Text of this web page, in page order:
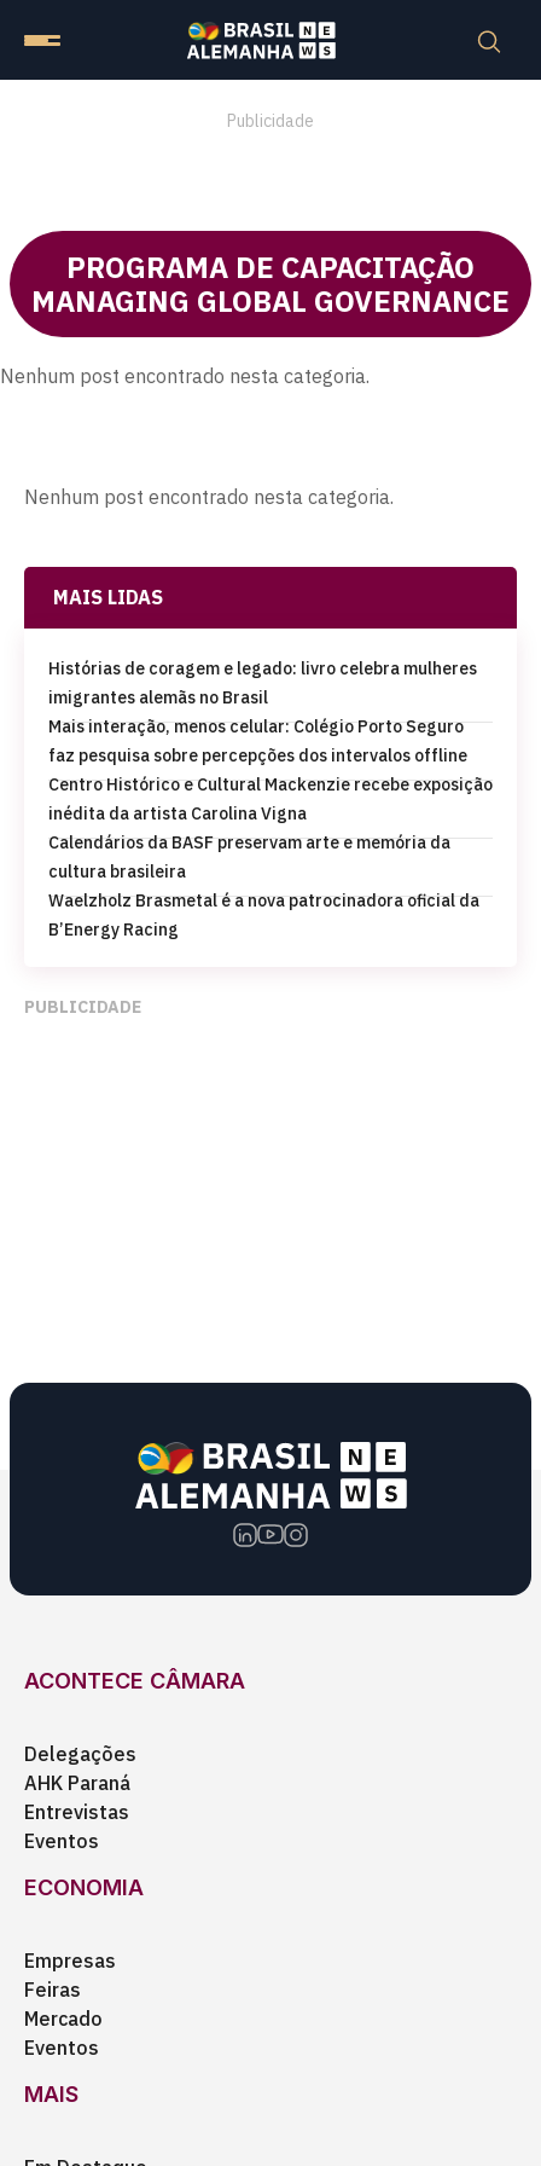
Publicidade
PROGRAMA DE CAPACITAÇÃO
MANAGING GLOBAL GOVERNANCE
Nenhum post encontrado nesta categoria.
Nenhum post encontrado nesta categoria.
MAIS LIDAS
Histórias de coragem e legado: livro celebra mulheres
imigrantes alemãs no Brasil
Mais interação, menos celular: Colégio Porto Seguro
faz pesquisa sobre percepções dos intervalos offline
Centro Histórico e Cultural Mackenzie recebe exposição
inédita da artista Carolina Vigna
Calendários da BASF preservam arte e memória da
cultura brasileira
Waelzholz Brasmetal é a nova patrocinadora oficial da
B’Energy Racing
PUBLICIDADE
ACONTECE CÂMARA
Delegações
AHK Paraná
Entrevistas
Eventos
ECONOMIA
Empresas
Feiras
Mercado
Eventos
MAIS